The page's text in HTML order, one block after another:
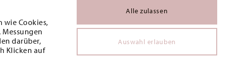
wie Cookies,
darüber,
Klicken auf
Alle zulassen
Auswahl erlauben